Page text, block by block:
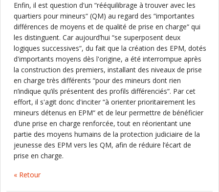
Enfin, il est question d'un “rééquilibrage à trouver avec les
quartiers pour mineurs“ (QM) au regard des “importantes
différences de moyens et de qualité de prise en charge“ qui
les distinguent. Car aujourd’hui “se superposent deux
logiques successives“, du fait que la création des EPM, dotés
d'importants moyens dès l'origine, a été interrompue après
la construction des premiers, installant des niveaux de prise
en charge très différents “pour des mineurs dont rien
n’indique qu’ils présentent des profils différenciés“. Par cet
effort, il s'agit donc d'inciter “à orienter prioritairement les
mineurs détenus en EPM“ et de leur permettre de bénéficier
d’une prise en charge renforcée, tout en réorientant une
partie des moyens humains de la protection judiciaire de la
jeunesse des EPM vers les QM, afin de réduire l’écart de
prise en charge.
« Retour